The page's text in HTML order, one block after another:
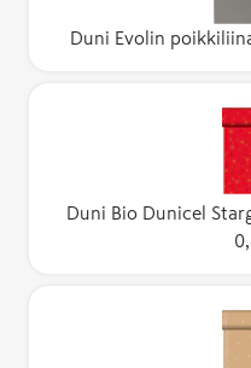
Duni Evolin
Duni Bio Dunicel